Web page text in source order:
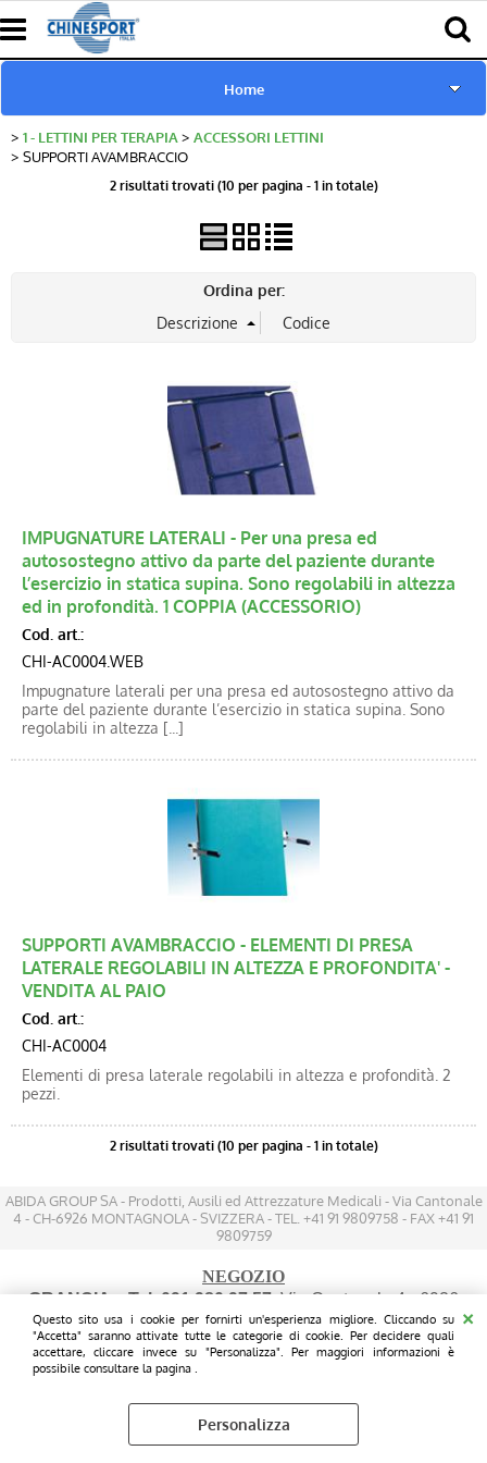
Questo sito usa i cookie per fornirti un'esperienza migliore. Cliccando su
"Accetta" saranno attivate tutte le categorie di cookie. Per decidere quali
accettare, cliccare invece su "Personalizza". Per maggiori informazioni è
possibile consultare la pagina .
Personalizza
Home
www.chinesport.de
Catalogo Prodotti Chinesport
Richiesta consulenza
Blog
Catalogo new
1 - LETTINI PER TERAPIA
ACCESSORI LETTINI
SUPPORTI AVAMBRACCIO
2 risultati trovati (10 per pagina - 1 in totale)
Ordina per:
IMPUGNATURE LATERALI - Per una presa ed
autosostegno attivo da parte del paziente durante
l’esercizio in statica supina. Sono regolabili in altezza
ed in profondità. 1 COPPIA (ACCESSORIO)
Cod. art.:
CHI-AC0004.WEB
Impugnature laterali per una presa ed autosostegno attivo da
parte del paziente durante l’esercizio in statica supina. Sono
regolabili in altezza [...]
SUPPORTI AVAMBRACCIO - ELEMENTI DI PRESA
LATERALE REGOLABILI IN ALTEZZA E PROFONDITA' -
VENDITA AL PAIO
Cod. art.:
CHI-AC0004
Elementi di presa laterale regolabili in altezza e profondità. 2
pezzi.
2 risultati trovati (10 per pagina - 1 in totale)
ABIDA GROUP SA - Prodotti, Ausili ed Attrezzature Medicali - Via Cantonale
4 - CH-6926 MONTAGNOLA - SVIZZERA - TEL. +41 91 9809758 - FAX +41 91
9809759
NEGOZIO
GRANCIA - Tel. 091 980 97 57: Via Cantonale 4 - 6926
MONTAGNOLA - (200 mt prima dell'IKEA sul lato destro
FRONTE STRADA - Parcheggio gratuito davanti le vetrine)
Preferenze cookie